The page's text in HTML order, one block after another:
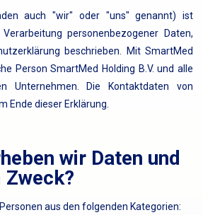
auch "wir" oder "uns" genannt) ist
personenbezogener Daten,
beschrieben. Mit SmartMed
Person SmartMed Holding B.V. und alle
Unternehmen. Die Kontaktdaten von
Ende dieser Erklärung.
wir Daten und
Zweck?
aus den folgenden Kategorien: